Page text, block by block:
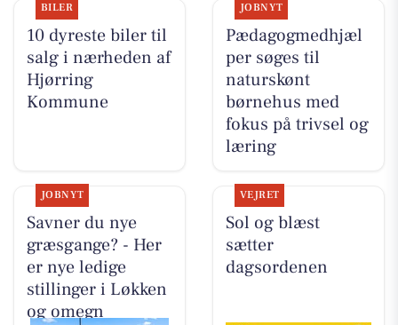
BILER
10 dyreste biler til
salg i nærheden af
Hjørring
Kommune
JOBNYT
Pædagogmedhjæl
per søges til
naturskønt
børnehus med
fokus på trivsel og
læring
JOBNYT
Savner du nye
græsgange? - Her
er nye ledige
stillinger i Løkken
og omegn
VEJRET
Sol og blæst
sætter
dagsordenen